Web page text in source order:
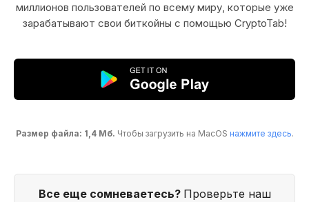
миллионов пользователей по всему миру, которые уже
зарабатывают свои биткойны с помощью CryptoTab!
Размер файла: 1,4 Мб. Чтобы загрузить на MacOS нажмите здесь.
Все еще сомневаетесь? Проверьте наш